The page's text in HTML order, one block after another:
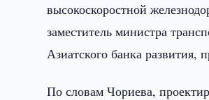
высокоскоростной
заместитель министра
Азиатского банка развития,
По словам Чориева,